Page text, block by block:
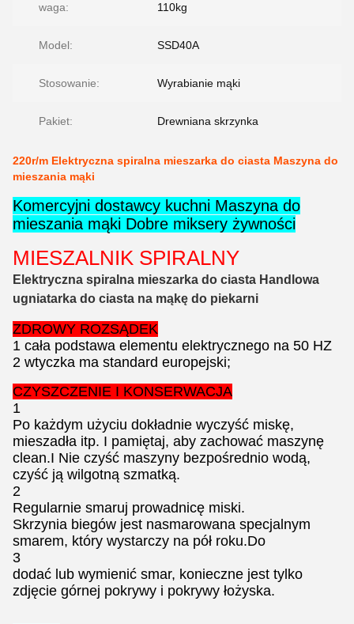
waga: 110kg
Model: SSD40A
Stosowanie: Wyrabianie mąki
Pakiet: Drewniana skrzynka
220r/m Elektryczna spiralna mieszarka do ciasta Maszyna do
mieszania mąki
Komercyjni dostawcy kuchni Maszyna do
mieszania mąki Dobre miksery żywności
MIESZALNIK SPIRALNY
Elektryczna spiralna mieszarka do ciasta Handlowa
ugniatarka do ciasta na mąkę do piekarni
ZDROWY ROZSĄDEK
1 cała podstawa elementu elektrycznego na 50 HZ
2 wtyczka ma standard europejski;
CZYSZCZENIE I KONSERWACJA
1
Po każdym użyciu dokładnie wyczyść miskę,
mieszadła itp. I pamiętaj, aby zachować maszynę
clean.I Nie czyść maszyny bezpośrednio wodą,
czyść ją wilgotną szmatką.
2
Regularnie smaruj prowadnicę miski.
Skrzynia biegów jest nasmarowana specjalnym
smarem, który wystarczy na pół roku.Do
3
dodać lub wymienić smar, konieczne jest tylko
zdjęcie górnej pokrywy i pokrywy łożyska.